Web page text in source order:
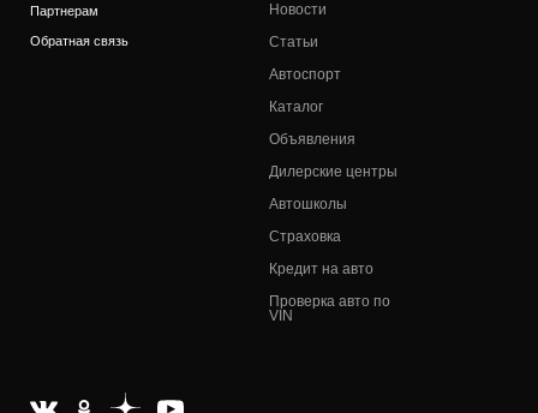
Партнерам
Обратная связь
Новости
Статьи
Автоспорт
Каталог
Объявления
Дилерские центры
Автошколы
Страховка
Кредит на авто
Проверка авто по
VIN